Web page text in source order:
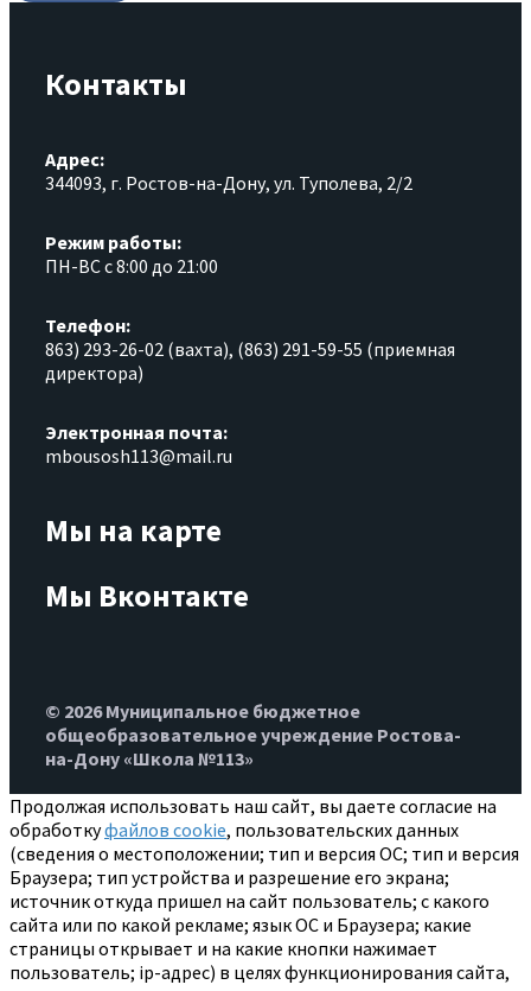
Контакты
Адрес:
344093, г. Ростов-на-Дону, ул. Туполева, 2/2
Режим работы:
ПН-ВС с 8:00 до 21:00
Телефон:
863) 293-26-02 (вахта), (863) 291-59-55 (приемная
директора)
Электронная почта:
mbousosh113@mail.ru
Мы на карте
Мы Вконтакте
© 2026 Муниципальное бюджетное
общеобразовательное учреждение Ростова-
на-Дону «Школа №113»
Продолжая использовать наш сайт, вы даете согласие на
обработкуфайлов cookie, пользовательских данных
(сведения о местоположении; тип и версия ОС; тип и версия
Браузера; тип устройства и разрешение его экрана;
источник откуда пришел на сайт пользователь; с какого
сайта или по какой рекламе; язык ОС и Браузера; какие
страницы открывает и на какие кнопки нажимает
пользователь; ip-адрес) в целях функционирования сайта,